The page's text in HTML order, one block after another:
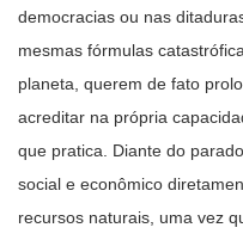
democracias ou nas
mesmas fórmulas
planeta, querem de fato
acreditar na própria
que pratica. Diante do
social e econômico
recursos naturais, uma vez